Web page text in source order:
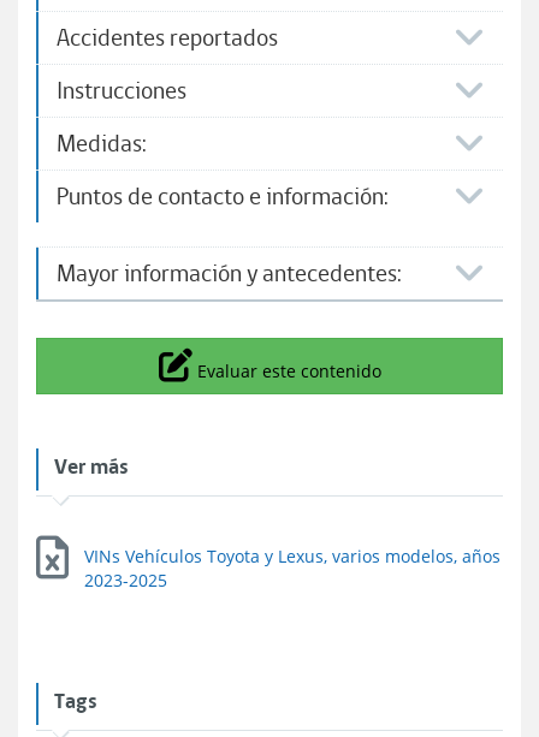
Accidentes reportados
Instrucciones
Medidas:
Puntos de contacto e información:​
Mayor información y antecedentes:
Icono
Evaluar este contenido
Ver más
VINs Vehículos Toyota y Lexus, varios modelos, años
2023-2025
Tags